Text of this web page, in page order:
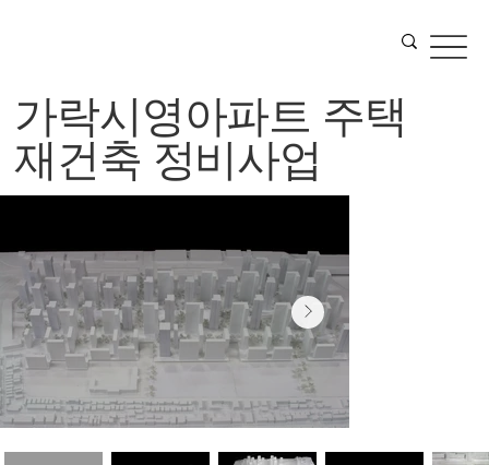
가락시영아파트 주택
재건축 정비사업